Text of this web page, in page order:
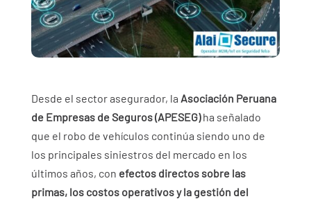
Desde el sector asegurador, la Asociación Peruana
de Empresas de Seguros (APESEG)ha señalado
que el robo de vehículos continúa siendo uno de
los principales siniestros del mercado en los
últimos años, con efectos directos sobre las
primas, los costos operativos y la gestión del